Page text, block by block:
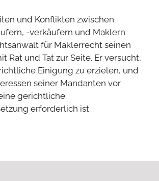
und Konflikten zwischen
-verkäufern und Maklern
für Maklerrecht seinen
Rat und Tat zur Seite. Er versucht,
Einigung zu erzielen, und
seiner Mandanten vor
gerichtliche
erforderlich ist.